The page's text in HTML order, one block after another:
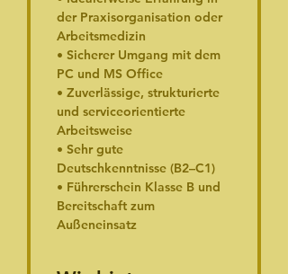
der Praxisorganisation oder
Arbeitsmedizin
• Sicherer Umgang mit dem
PC und MS Office
• Zuverlässige, strukturierte
und serviceorientierte
Arbeitsweise
• Sehr gute
Deutschkenntnisse (B2–C1)
• Führerschein Klasse B und
Bereitschaft zum
Außeneinsatz